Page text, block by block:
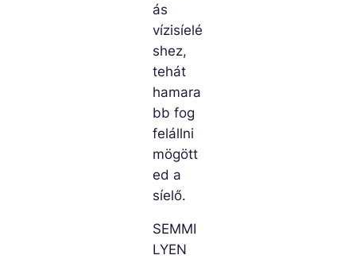
ás
vízisíelé
shez,
tehát
hamara
bb fog
felállni
mögött
ed a
síelő.
SEMMI
LYEN